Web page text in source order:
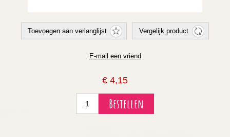
€ 4,15